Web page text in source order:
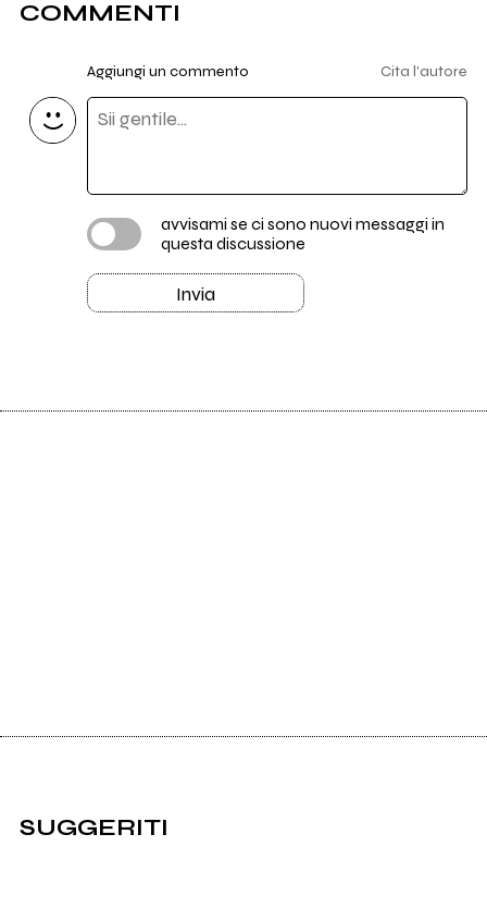
COMMENTI
Aggiungi un commento Cita l'autore
avvisami se ci sono nuovi messaggi in
questa discussione
Invia
SUGGERITI